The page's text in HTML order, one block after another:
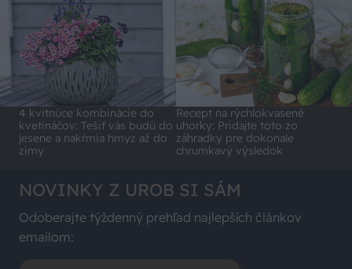
4 kvitnúce kombinácie do
kvetináčov: Tešiť vás budú do
jesene a nakŕmia hmyz až do
zimy
Recept na rýchlokvasené
uhorky: Pridajte toto zo
záhradky pre dokonale
chrumkavý výsledok
NOVINKY Z UROB SI SÁM
Odoberajte týždenný prehľad najlepších článkov
emailom: